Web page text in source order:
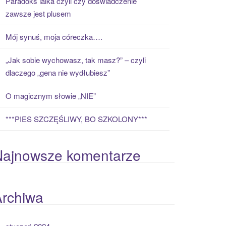
zawsze jest plusem
Mój synuś, moja córeczka….
„Jak sobie wychowasz, tak masz?” – czyli
dlaczego „gena nie wydłubiesz”
O magicznym słowie „NIE”
***PIES SZCZĘŚLIWY, BO SZKOLONY***
komentarze